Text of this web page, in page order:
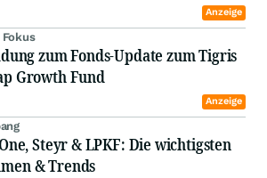
Anzeige
zum Fonds-Update zum Tigris
Growth Fund
Anzeige
Steyr & LPKF: Die wichtigsten
& Trends